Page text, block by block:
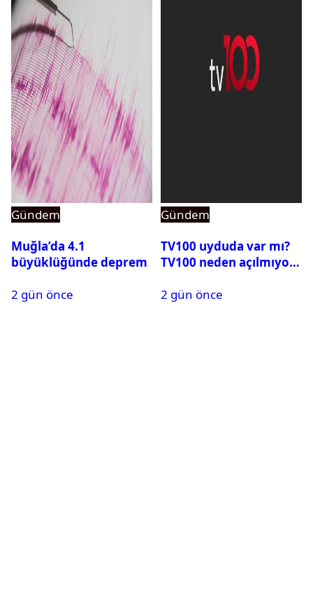
Gündem
Muğla’da 4.1
büyüklüğünde deprem
2 gün önce
Gündem
TV100 uyduda var mı?
TV100 neden açılmıyor?
2 gün önce